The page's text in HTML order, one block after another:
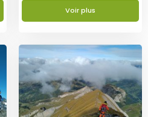
Voir plus